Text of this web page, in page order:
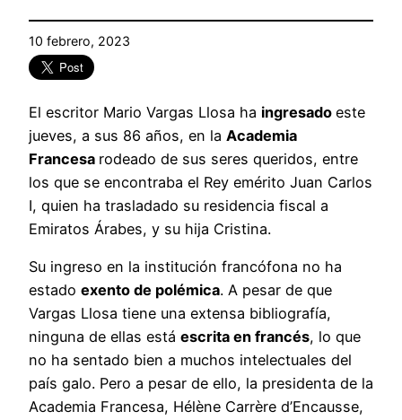
10 febrero, 2023
El escritor Mario Vargas Llosa ha ingresado este
jueves, a sus 86 años, en la Academia
Francesa rodeado de sus seres queridos, entre
los que se encontraba el Rey emérito Juan Carlos
I, quien ha trasladado su residencia fiscal a
Emiratos Árabes, y su hija Cristina.
Su ingreso en la institución francófona no ha
estado exento de polémica. A pesar de que
Vargas Llosa tiene una extensa bibliografía,
ninguna de ellas está escrita en francés, lo que
no ha sentado bien a muchos intelectuales del
país galo. Pero a pesar de ello, la presidenta de la
Academia Francesa, Hélène Carrère d’Encausse,